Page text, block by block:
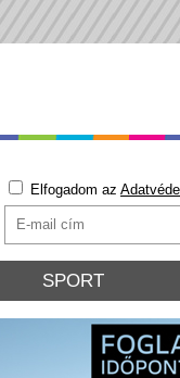
Elfogadom az
SPORT